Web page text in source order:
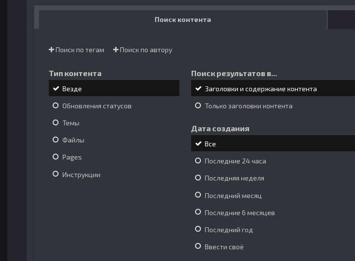
Поиск контента
Поиск по тегам Поиск по автору
Тип контента
Везде
Обновления статусов
Темы
Файлы
Pages
Инструкции
Поиск результатов в...
Заголовки и содержание контента
Только заголовки контента
Дата создания
Все
Последние 24 часа
Последняя неделя
Последний месяц
Последние 6 месяцев
Последний год
Ввести своё